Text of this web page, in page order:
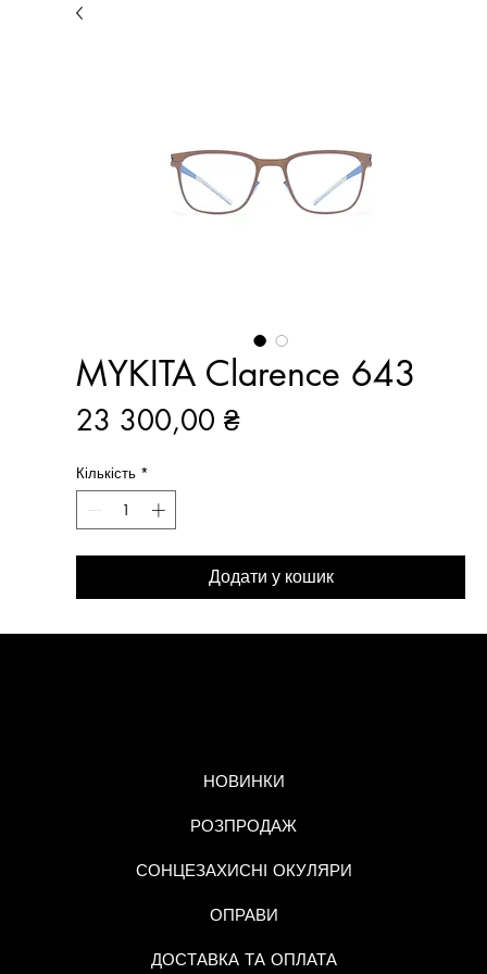
MYKITA Clarence 643
23 300,00 ₴Ціна
Кількість *
Додати у кошик
НОВИНКИ
РОЗПРОДАЖ
СОНЦЕЗАХИСНІ ОКУЛЯРИ
ОПРАВИ
ДОСТАВКА ТА ОПЛАТА